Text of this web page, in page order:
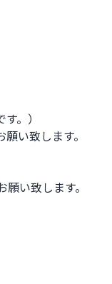
。）
い致します。
い致します。